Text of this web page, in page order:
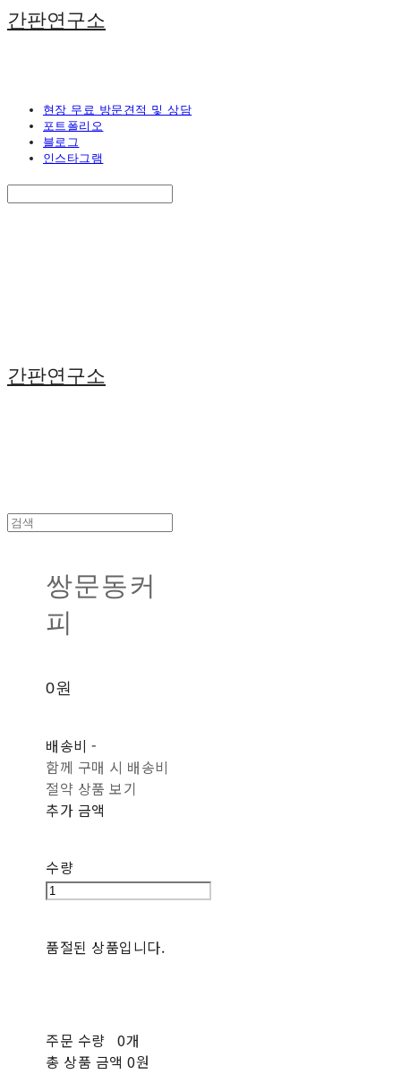
간판연구소
현장 무료 방문견적 및 상담
포트폴리오
블로그
인스타그램
간판연구소
쌍문동커
피
0원
배송비-
함께 구매 시 배송비
절약 상품 보기
추가 금액
수량
품절된 상품입니다.
주문 수량 0개
총 상품 금액 0원